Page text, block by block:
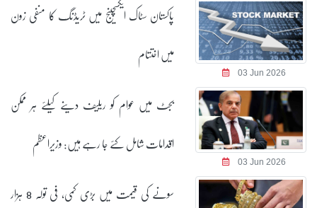
03 Jun 2026
پاکستان سٹاک ایکسچینج میں ٹریڈنگ کا منفی زون
میں اختتام
03 Jun 2026
بجٹ میں عوام کو ریلیف دینے کیلئے ہر ممکن
اقدامات شامل کئے جا رہے ہیں: وزیراعظم
سونے کی قیمت میں بڑی کمی، فی تولہ 8 ہزار